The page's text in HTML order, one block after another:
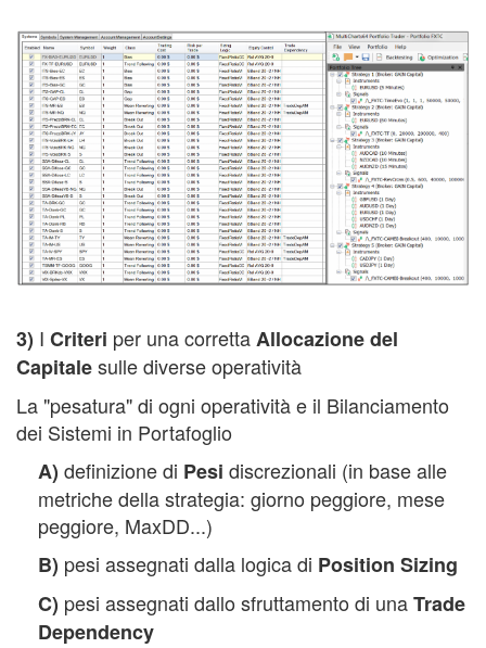
3) I Criteri per una correttaAllocazione del
Capitalesulle diverse operatività
La "pesatura" di ogni operatività e il Bilanciamento
dei Sistemi in Portafoglio
A) definizione di Pesi discrezionali (in base alle
metriche della strategia: giorno peggiore, mese
peggiore, MaxDD...)
B) pesi assegnati dalla logica di Position Sizing
C) pesi assegnati dallo sfruttamento di unaTrade
Dependency